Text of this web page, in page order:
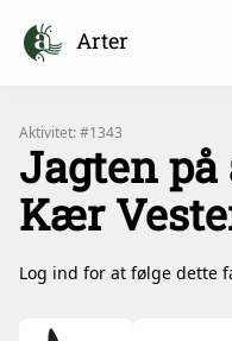
Arter
Aktivitet: #1343
Jagten
Kær
Log ind for at følge dette